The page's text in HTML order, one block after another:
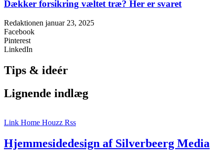
Dækker forsikring væltet træ? Her er svaret
Redaktionen januar 23, 2025
Facebook
Pinterest
LinkedIn
Tips & ideér
Lignende indlæg
Link Home Houzz Rss
Hjemmesidedesign af Silverbeerg Media